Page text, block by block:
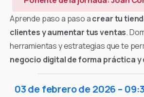
Aprende paso a paso acrear tu
clientes y aumentar tus ventas.
herramientas y estrategias que te
negocio digital de forma práctica
03 de febrero de 2026 –